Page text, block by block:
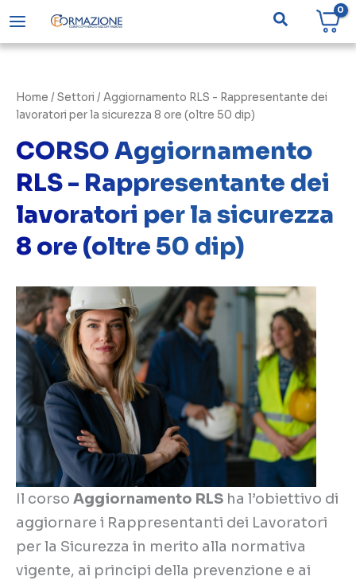
contenuto
Cerca
Home / Settori / Aggiornamento RLS - Rappresentante dei
lavoratori per la sicurezza 8 ore (oltre 50 dip)
CORSO Aggiornamento
RLS - Rappresentante dei
lavoratori per la sicurezza
8 ore (oltre 50 dip)
Il corso Aggiornamento RLS ha l’obiettivo di
aggiornare i Rappresentanti dei Lavoratori
per la Sicurezza in merito alla normativa
vigente, ai principi della prevenzione e ai